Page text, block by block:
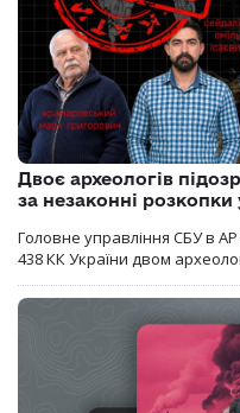
Двоє археологів
за незаконні
Головне управління СБУ в
438 КК України двом